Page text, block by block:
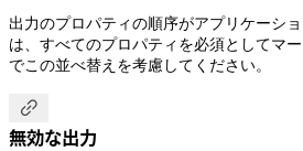
出力のプロパティの順序がアプリケーシ
は、すべてのプロパティを必須としてマ
でこの並べ替えを考慮してください。

無効な出力